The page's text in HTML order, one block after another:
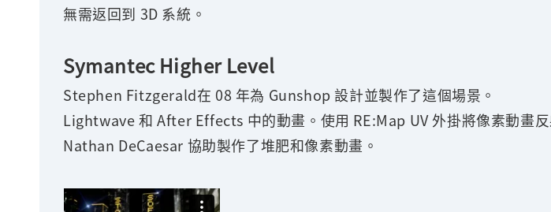
無需返回到 3D 系統。
Symantec Higher Level
Stephen Fitzgerald在 08 年為 Gunshop 設計並製作了這個場景。
Lightwave 和 After Effects 中的動畫。使用 RE:Map UV 外掛將像素動畫反
Nathan DeCaesar 協助製作了堆肥和像素動畫。